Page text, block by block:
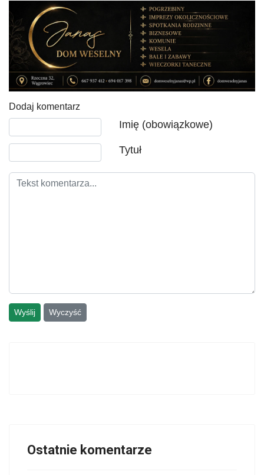
Dodaj komentarz
Imię (obowiązkowe)
Tytuł
Tekst komentarza
Wyślij Wyczyść
Ostatnie komentarze